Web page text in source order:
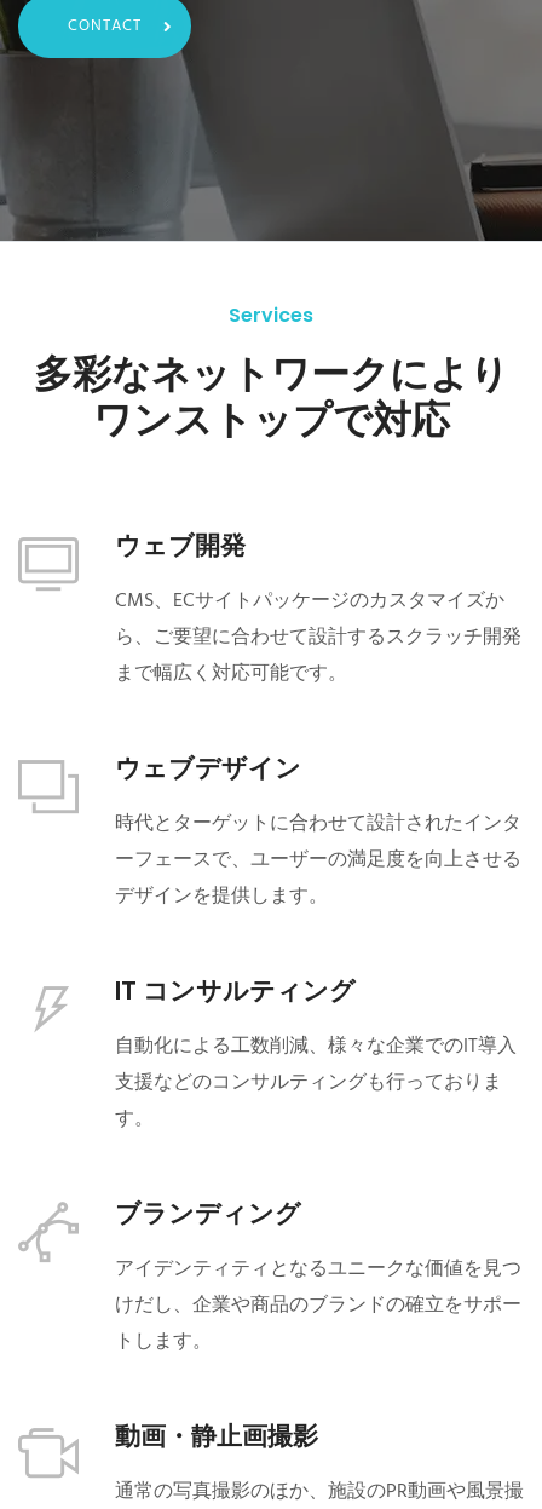
CONTACT
Services
多彩なネットワークにより
ワンストップで対応
ウェブ開発
CMS、ECサイトパッケージのカスタマイズか
ら、ご要望に合わせて設計するスクラッチ開発
まで幅広く対応可能です。
ウェブデザイン
時代とターゲットに合わせて設計されたインタ
ーフェースで、ユーザーの満足度を向上させる
デザインを提供します。
IT コンサルティング
自動化による工数削減、様々な企業でのIT導入
支援などのコンサルティングも行っておりま
す。
ブランディング
アイデンティティとなるユニークな価値を見つ
けだし、企業や商品のブランドの確立をサポー
トします。
動画・静止画撮影
通常の写真撮影のほか、施設のPR動画や風景撮